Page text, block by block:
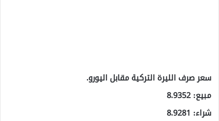
سعر صرف الليرة التركية مقابل اليورو.
مبيع: 8.9352
شراء: 8.9281